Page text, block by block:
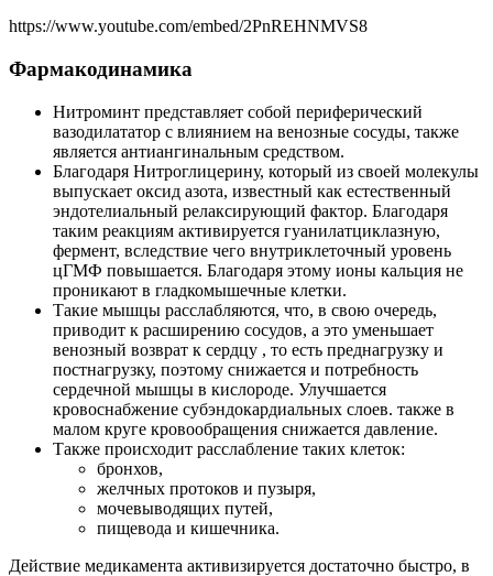
https://www.youtube.com/embed/2PnREHNMVS8
Фармакодинамика
Нитроминт представляет собой периферический
вазодилататор с влиянием на венозные сосуды, также
является антиангинальным средством.
Благодаря Нитроглицерину, который из своей молекулы
выпускает оксид азота, известный как естественный
эндотелиальный релаксирующий фактор. Благодаря
таким реакциям активируется гуанилатциклазную,
фермент, вследствие чего внутриклеточный уровень
цГМФ повышается. Благодаря этому ионы кальция не
проникают в гладкомышечные клетки.
Такие мышцы расслабляются, что, в свою очередь,
приводит к расширению сосудов, а это уменьшает
венозный возврат к сердцу , то есть преднагрузку и
постнагрузку, поэтому снижается и потребность
сердечной мышцы в кислороде. Улучшается
кровоснабжение субэндокардиальных слоев. также в
малом круге кровообращения снижается давление.
Также происходит расслабление таких клеток:
бронхов,
желчных протоков и пузыря,
мочевыводящих путей,
пищевода и кишечника.
Действие медикамента активизируется достаточно быстро, в